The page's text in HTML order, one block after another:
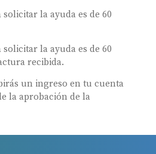
la ayuda es de 60
la ayuda es de 60
recibida.
un ingreso en tu cuenta
la aprobación de la